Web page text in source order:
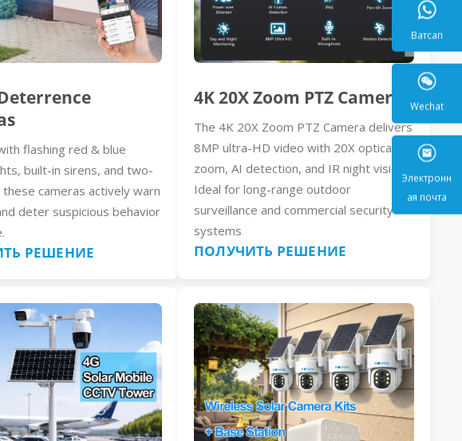
flashing red & blue
built-in sirens, and two-
these cameras actively warn
deter suspicious behavior
РЕШЕНИЕ
4K 20X Zoom PTZ Camera
The 4K 20X Zoom PTZ Camera delivers
8MP ultra-HD video with 20X optical
zoom, AI detection, and IR night vision.
Ideal for long-range outdoor
surveillance and commercial security
systems
ПОЛУЧИТЬ РЕШЕНИЕ